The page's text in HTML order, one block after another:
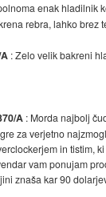
enak hladilnik
rebra, lahko
: Zelo velik bakreni
A : Morda najbolj
za verjetno
in tistim,
vam ponujam
znaša kar 90